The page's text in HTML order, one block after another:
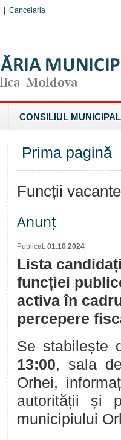
Cancelaria
CONSILIUL MUNICIPAL
Prima pagină
Funcții
Anunț
Publicat: 01.10.2024
Lista
funcției
activa în
percepere
Se stabilește
13:00, sala
Orhei,
autorității și
municipiului